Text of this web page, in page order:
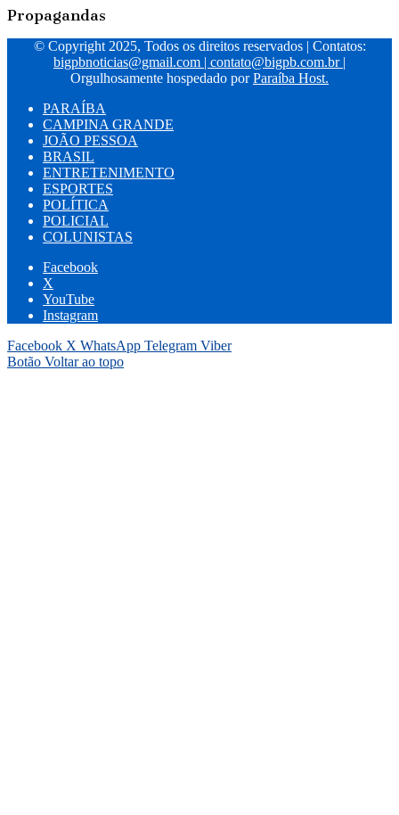
Propagandas
© Copyright 2025, Todos os direitos reservados | Contatos:
bigpbnoticias@gmail.com
contato@bigpb.com.br
Orgulhosamente hospedado porParaíba Host.
PARAÍBA
CAMPINA GRANDE
JOÃO PESSOA
BRASIL
ENTRETENIMENTO
ESPORTES
POLÍTICA
POLICIAL
COLUNISTAS
Facebook
X
YouTube
Instagram
Facebook X WhatsApp Telegram Viber
Botão Voltar ao topo